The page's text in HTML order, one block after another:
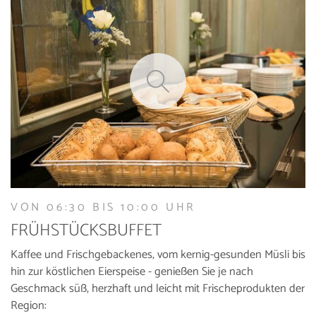
VON 06:30 BIS 10:00 UHR
FRÜHSTÜCKSBUFFET
Kaffee und Frischgebackenes, vom kernig-gesunden Müsli bis
hin zur köstlichen Eierspeise - genießen Sie je nach
Geschmack süß, herzhaft und leicht mit Frischeprodukten der
Region: